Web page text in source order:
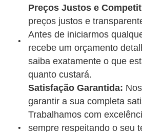
Preços Justos e
preços justos e
Antes de iniciarmos
recebe um orçamento
saiba exatamente o que
quanto custará.
Satisfação Garantida:
garantir a sua completa
Trabalhamos com
sempre respeitando o seu